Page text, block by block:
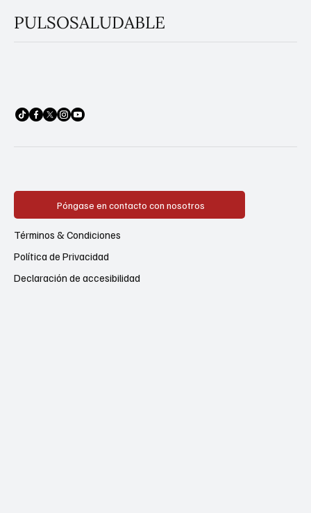
PULSOSALUDABLE
Póngase en contacto con nosotros
Política de Privacidad
Términos & Condiciones
Declaración de accesibilidad